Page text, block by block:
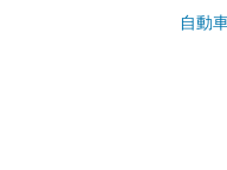
自動